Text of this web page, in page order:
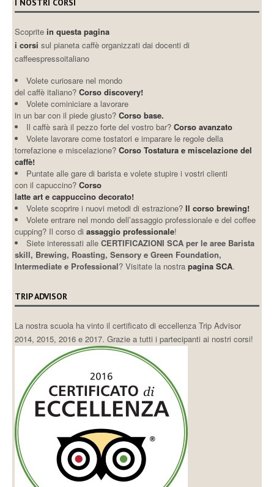
Scopritein questa pagina
i corsi sul pianeta caffè organizzati dai docenti di
caffeespressoitaliano
Volete curiosare nel mondo
del caffè italiano? Corso discovery!
Volete cominiciare a lavorare
in un bar con il piede giusto? Corso base.
Il caffè sarà il pezzo forte del vostro bar?Corso avanzato
Volete lavorare come tostatori e imparare le regole della
torrefazione e miscelazione?Corso Tostatura e miscelazione del
caffè!
Puntate alle gare di barista e volete stupire i vostri clienti
con il capuccino?Corso
latte art e cappuccino decorato!
Volete scoprire i nuovi metodi di estrazione?Il corso brewing!
Volete entrare nel mondo dell’assaggio professionale e del coffee
cupping? Il corso diassaggio professionale!
Siete interessati alleCERTIFICAZIONI SCA per le aree Barista
skill, Brewing, Roasting, Sensory e Green Foundation,
Intermediate e Professional? Visitate la nostrapagina SCA.
TRIP ADVISOR
La nostra scuola ha vinto il certificato di eccellenza Trip Advisor
2014, 2015, 2016 e 2017. Grazie a tutti i partecipanti ai nostri corsi!